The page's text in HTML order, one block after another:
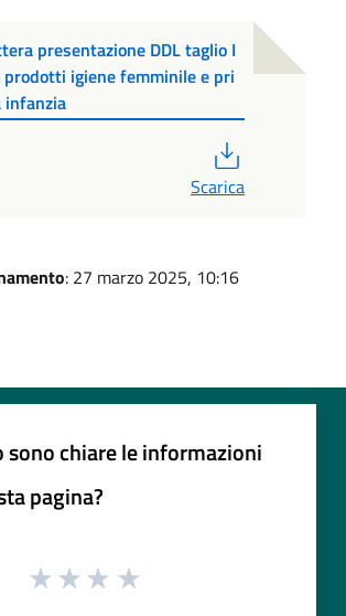
presentazione DDL taglio I
prodotti igiene femminile e pri
infanzia
Scarica
: 27 marzo 2025, 10:16
sono chiare le informazioni
pagina?